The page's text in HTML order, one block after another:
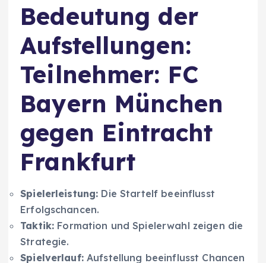
Bedeutung der
Aufstellungen:
Teilnehmer: FC
Bayern München
gegen Eintracht
Frankfurt
Spielerleistung: Die Startelf beeinflusst
Erfolgschancen.
Taktik: Formation und Spielerwahl zeigen die
Strategie.
Spielverlauf:Aufstellung beeinflusst Chancen